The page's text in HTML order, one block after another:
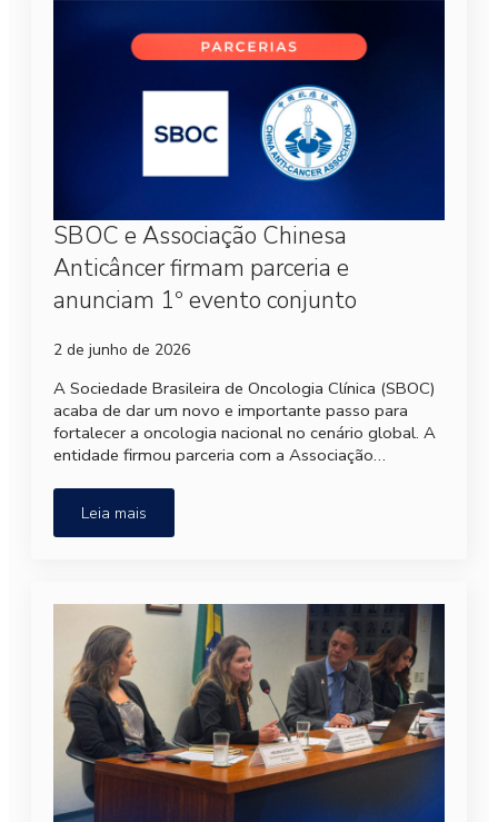
SBOC e Associação Chinesa
Anticâncer firmam parceria e
anunciam 1º evento conjunto
2 de junho de 2026
A Sociedade Brasileira de Oncologia Clínica (SBOC)
acaba de dar um novo e importante passo para
fortalecer a oncologia nacional no cenário global. A
entidade firmou parceria com a Associação…
Leia mais